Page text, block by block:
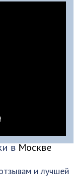
вМоскве
и лучшей